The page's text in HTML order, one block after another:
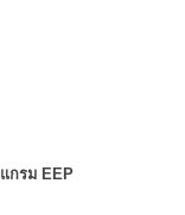
กรม EEP